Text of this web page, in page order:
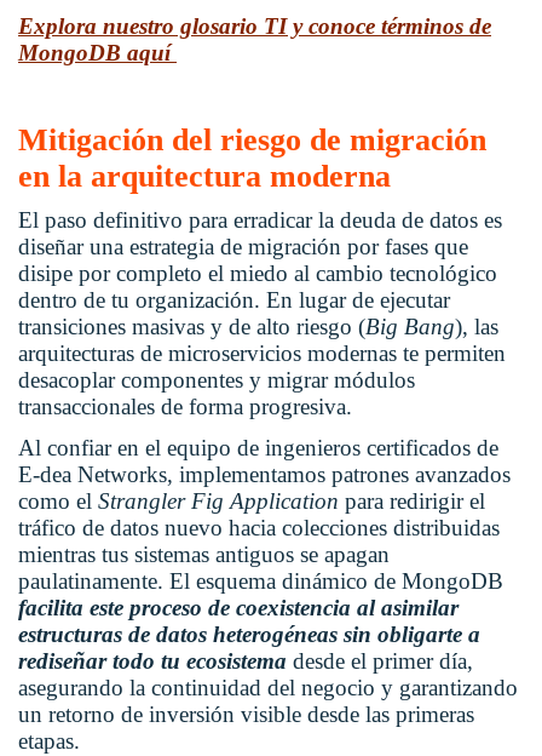
Explora nuestro glosario TI y conoce términos de
MongoDB aquí
Mitigación del riesgo de migración
en la arquitectura moderna
El paso definitivo para erradicar la deuda de datos es
diseñar una estrategia de migración por fases que
disipe por completo el miedo al cambio tecnológico
dentro de tu organización. En lugar de ejecutar
transiciones masivas y de alto riesgo (Big Bang), las
arquitecturas de microservicios modernas te permiten
desacoplar componentes y migrar módulos
transaccionales de forma progresiva.
Al confiar en el equipo de ingenieros certificados de
E-dea Networks, implementamos patrones avanzados
como el Strangler Fig Application para redirigir el
tráfico de datos nuevo hacia colecciones distribuidas
mientras tus sistemas antiguos se apagan
paulatinamente. El esquema dinámico de MongoDB
facilita este proceso de coexistencia al asimilar
estructuras de datos heterogéneas sin obligarte a
rediseñar todo tu ecosistema desde el primer día,
asegurando la continuidad del negocio y garantizando
un retorno de inversión visible desde las primeras
etapas.